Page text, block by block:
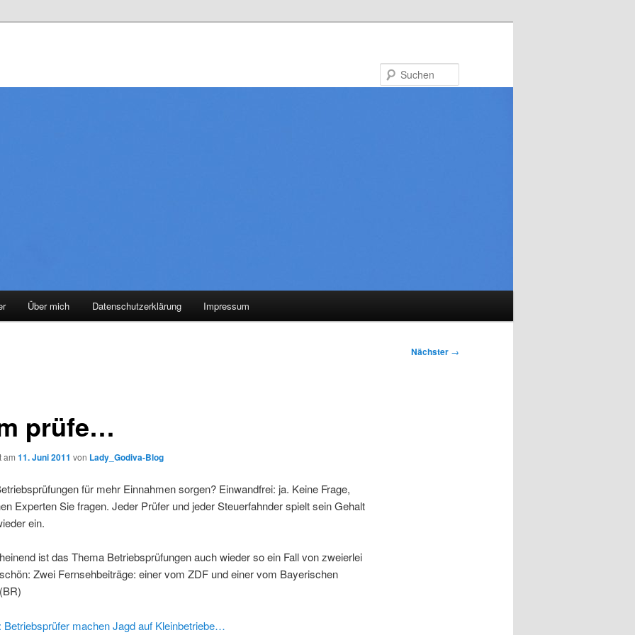
Über mich Datenschutzerklärung Impressum
Nächster →
prüfe…
am 11. Juni 2011 von Lady_Godiva-Blog
für mehr Einnahmen sorgen? Einwandfrei: ja. Keine Frage,
Experten Sie fragen. Jeder Prüfer und jeder Steuerfahnder spielt sein Gehalt
ein.
ist das Thema Betriebsprüfungen auch wieder so ein Fall von zweierlei
Zwei Fernsehbeiträge: einer vom ZDF und einer vom Bayerischen
Betriebsprüfer machen Jagd auf Kleinbetriebe…